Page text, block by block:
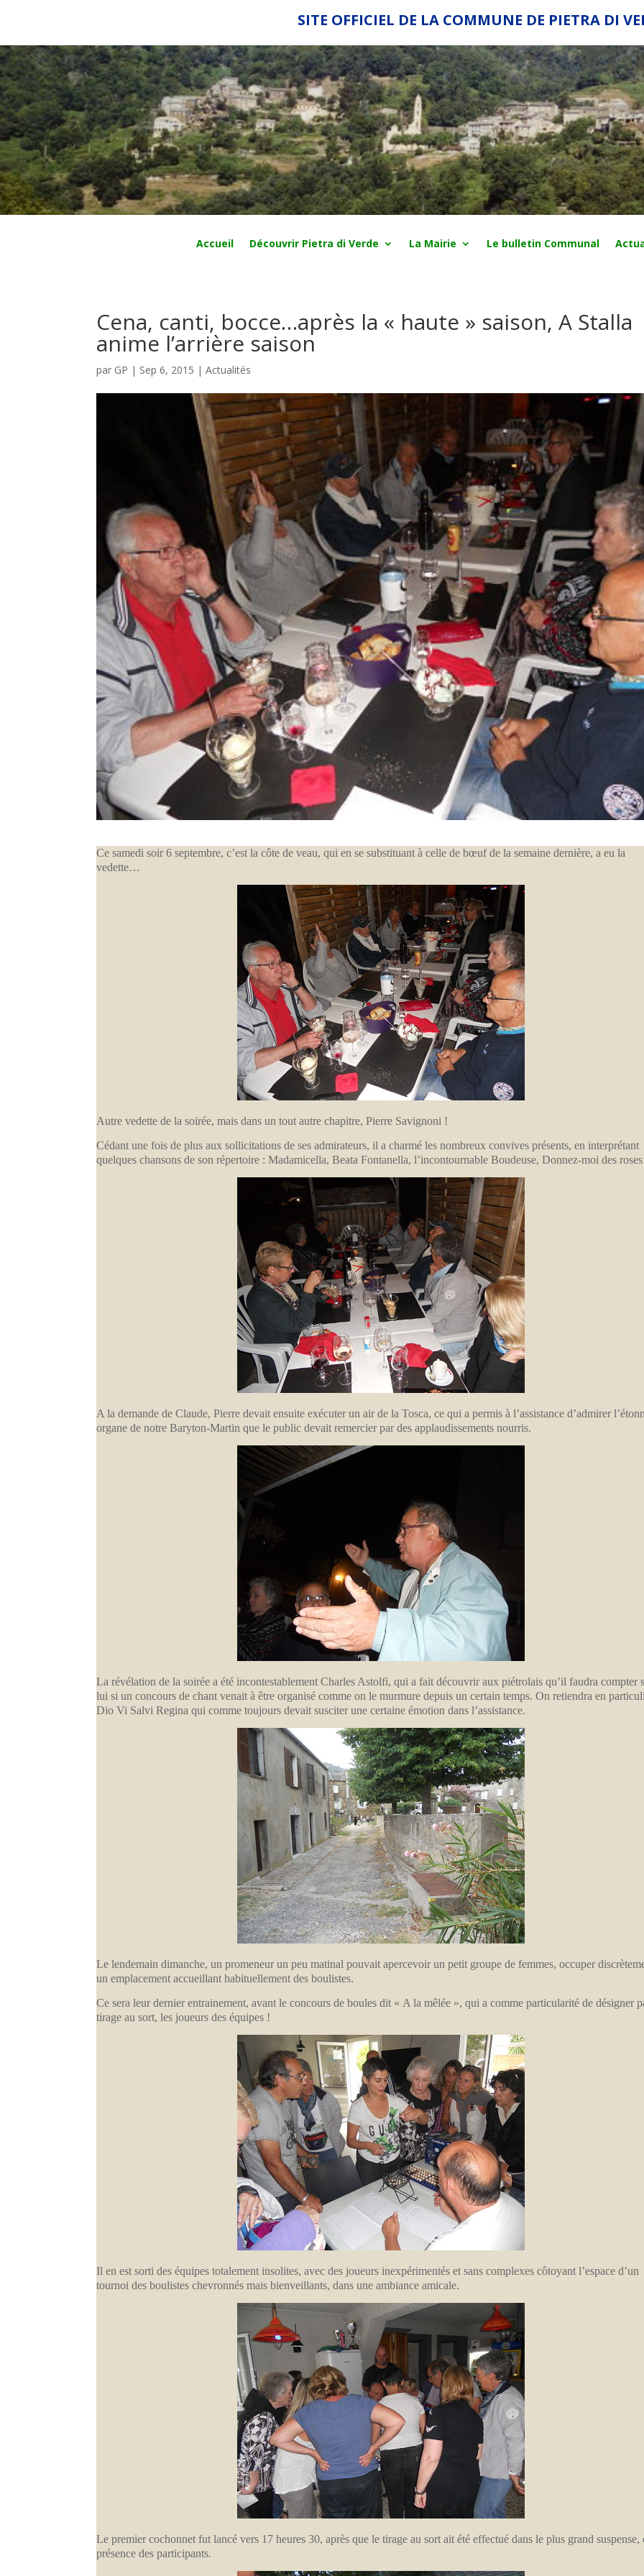
SITE OFFICIEL DE LA COMMUNE DE PIETRA DI
Accueil Découvrir Pietra di Verde La Mairie Le bulletin Communal
Cena, canti, bocce…après la « haute » saison, A Stalla
anime l’arrière saison
par GP | Sep 6, 2015 |Actualités
Ce samedi soir 6 septembre, c’est la côte de veau, qui en se substituant à celle de bœuf de la semaine dernière, a eu la
vedette…
Autre vedette de la soirée, mais dans un tout autre chapitre, Pierre Savignoni !
Cédant une fois de plus aux sollicitations de ses admirateurs, il a charmé les nombreux convives présents, en interprétant
quelques chansons de son répertoire : Madamicella, Beata Fontanella, l’incontournable Boudeuse, Donnez-moi des
A la demande de Claude, Pierre devait ensuite exécuter un air de la Tosca, ce qui a permis à l’assistance d’admirer
organe de notre Baryton-Martin que le public devait remercier par des applaudissements nourris.
La révélation de la soirée a été incontestablement Charles Astolfi, qui a fait découvrir aux piétrolais qu’il faudra compter
lui si un concours de chant venait à être organisé comme on le murmure depuis un certain temps. On retiendra en
Dio Vi Salvi Regina qui comme toujours devait susciter une certaine émotion dans l’assistance.
Le lendemain dimanche, un promeneur un peu matinal pouvait apercevoir un petit groupe de femmes, occuper
un emplacement accueillant habituellement des boulistes.
Ce sera leur dernier entrainement, avant le concours de boules dit « A la mêlée », qui a comme particularité de désigner
tirage au sort, les joueurs des équipes !
Il en est sorti des équipes totalement insolites, avec des joueurs inexpérimentés et sans complexes côtoyant l’espace d’un
tournoi des boulistes chevronnés mais bienveillants, dans une ambiance amicale.
Le premier cochonnet fut lancé vers 17 heures 30, après que le tirage au sort ait été effectué dans le plus grand suspense,
présence des participants.